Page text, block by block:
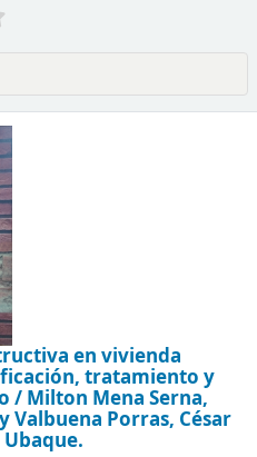
en vivienda
tratamiento y
/ Milton Mena Serna,
Valbuena Porras, César